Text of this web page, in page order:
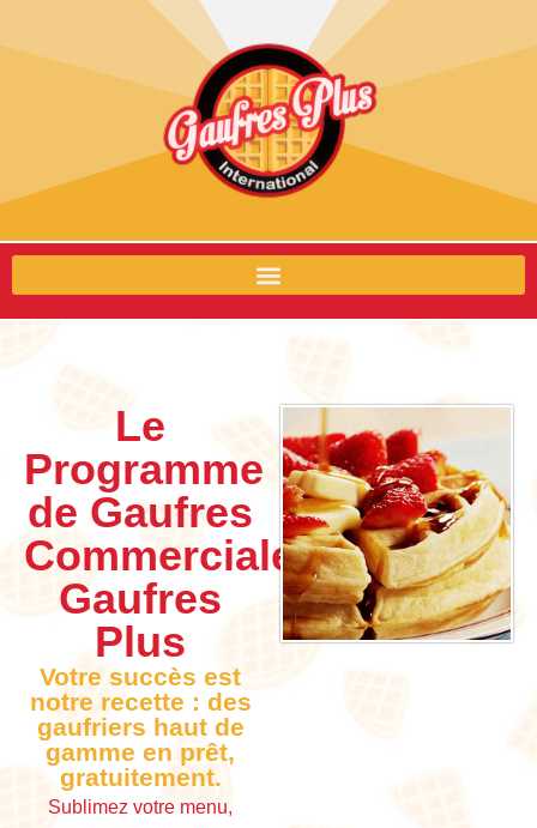
Le
Programme
de Gaufres
Commerciales
Gaufres
Plus
Votre succès est
notre recette : des
gaufriers haut de
gamme en prêt,
gratuitement.
Sublimez votre menu,